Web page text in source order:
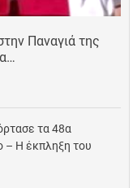
Παναγιά της
τα 48α
– Η έκπληξη του